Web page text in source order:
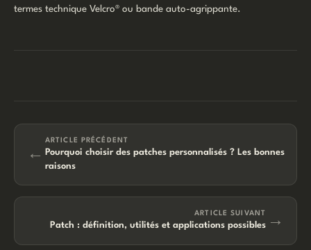
termes technique Velcro® ou bande auto-agrippante.
←
ARTICLE PRÉCÉDENT
Pourquoi choisir des patches personnalisés ? Les bonnes
raisons
ARTICLE SUIVANT
Patch : définition, utilités et applications possibles →